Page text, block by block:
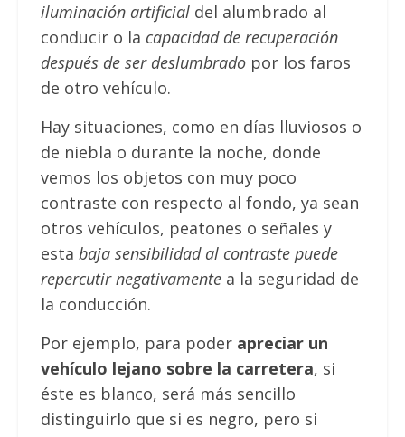
iluminación artificialdel alumbrado al
conducir o la capacidad de recuperación
después de ser deslumbradopor los faros
de otro vehículo.
Hay situaciones, como en días lluviosos o
de niebla o durante la noche, donde
vemos los objetos con muy poco
contraste con respecto al fondo, ya sean
otros vehículos, peatones o señales y
esta baja sensibilidad al contraste puede
repercutir negativamentea la seguridad de
la conducción.
Por ejemplo, para poderapreciar un
vehículo lejano sobre la carretera, si
éste es blanco, será más sencillo
distinguirlo que si es negro, pero si